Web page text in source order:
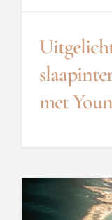
met